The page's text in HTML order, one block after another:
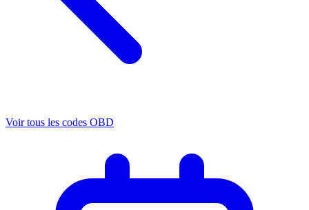
Voir tous les codes OBD